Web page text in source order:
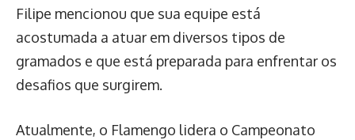
Filipe mencionou que sua equipe está
acostumada a atuar em diversos tipos de
gramados e que está preparada para enfrentar os
desafios que surgirem.
Atualmente, o Flamengo lidera o Campeonato